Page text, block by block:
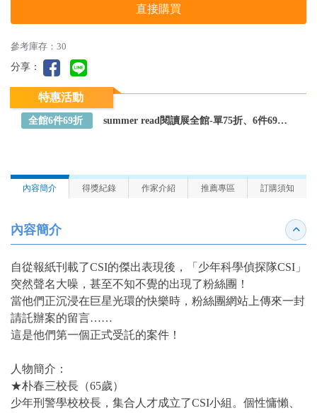
直接購買
參考庫存：30
分享：
特惠活動
全館6件69折 summer read閱讀展全館-單75折、6件69折～全館任選
內容簡介 得獎紀錄 作家介紹 推薦專區 訂購須知
內容簡介 收合
自從報紙刊載了CSI的傑出表現後，「少年科學偵探隊CSI」
突然聲名大噪，甚至不知不覺的出現了粉絲團！
當他們正沉浸在巨星光環的快樂時，粉絲團網站上傳來一封
請託辦案的留言……
這是他們第一個正式受託的案件！
人物簡介：
★朴春三校長（65歲）
少年刑警學校校長，集合人才成立了CSI小組。個性慵懶、